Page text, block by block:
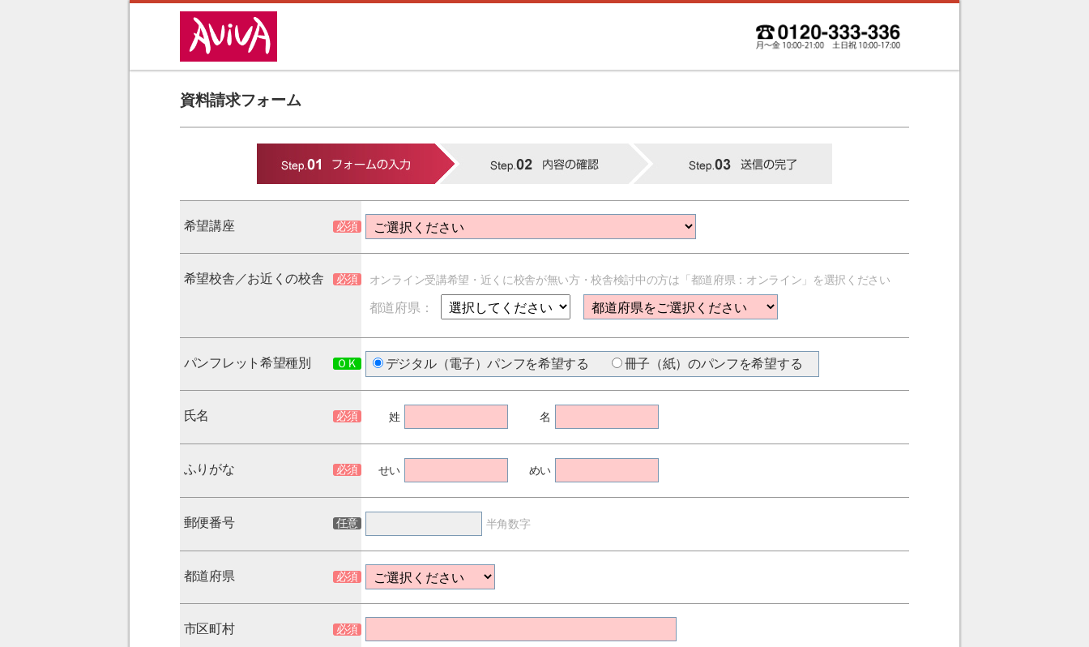
資料請求フォーム
希望講座
希望校舎／お近くの校舎 オンライン受講希望・近くに校舎が無い方・校舎検討中の方は「都道府県：オンライン」を選択ください
都道府県：
パンフレット希望種別 デジタル（電子）パンフを希望する 冊子（紙）のパンフを希望する
氏名 姓 名
ふりがな せい めい
郵便番号 半角数字
都道府県
市区町村